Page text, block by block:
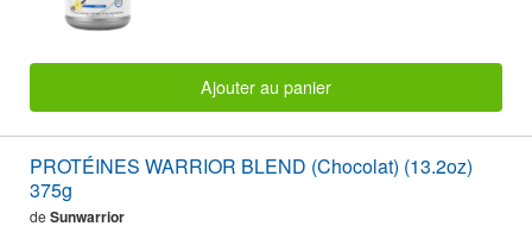
Ajouter au panier
PROTÉINES WARRIOR BLEND (Chocolat) (13.2oz)
375g
de Sunwarrior